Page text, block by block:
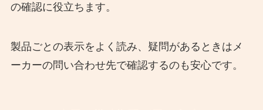
の確認に役立ちます。
製品ごとの表示をよく読み、疑問があるときはメ
ーカーの問い合わせ先で確認するのも安心です。